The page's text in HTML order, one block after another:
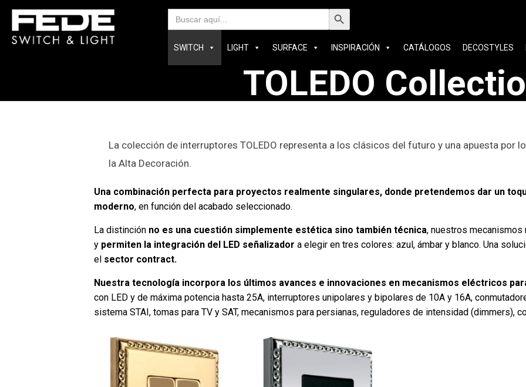
Buscar:
Botón de búsqueda
SWITCH LIGHT SURFACE INSPIRACIÓN CATÁLOGOS DECOSTYLES
TOLEDO
La colección de interruptores TOLEDO representa a los clásicos del futuro y una apuesta por
la Alta Decoración.
Una combinación perfecta para proyectos realmente singulares, donde pretendemos dar un
moderno, en función del acabado seleccionado.
La distinción no es una cuestión simplemente estética sino también técnica, nuestros
ypermiten la integración del LED señalizador a elegir en tres colores: azul, ámbar y blanco. Una
elsector contract.
Nuestra tecnología incorpora los últimos avances e innovaciones en mecanismos eléctricos
con LED y de máxima potencia hasta 25A, interruptores unipolares y bipolares de 10A y 16A,
sistema STAI, tomas para TV y SAT, mecanismos para persianas, reguladores de intensidad (dimmers),